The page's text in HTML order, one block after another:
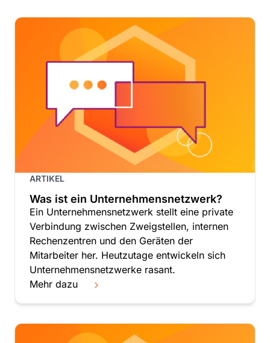
ARTIKEL
Was ist ein Unternehmensnetzwerk?
Ein Unternehmensnetzwerk stellt eine private
Verbindung zwischen Zweigstellen, internen
Rechenzentren und den Geräten der
Mitarbeiter her. Heutzutage entwickeln sich
Unternehmensnetzwerke rasant.
Mehr dazu